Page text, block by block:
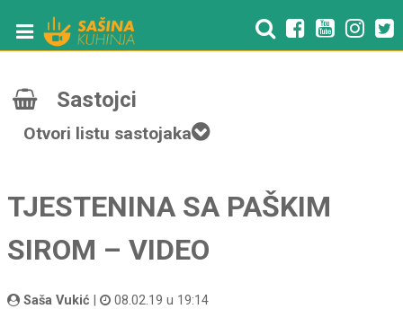
Sastojci
Otvori listu sastojaka
TJESTENINA SA PAŠKIM
SIROM – VIDEO
Saša Vukić 08.02.19 u 19:14